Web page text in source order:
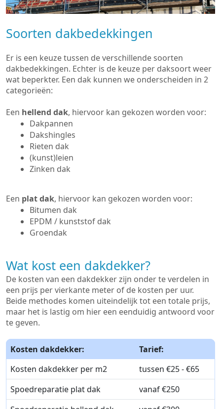
Soorten dakbedekkingen
Er is een keuze tussen de verschillende soorten
dakbedekkingen. Echter is de keuze per daksoort weer
wat beperkter. Een dak kunnen we onderscheiden in 2
categorieën:
Een hellend dak, hiervoor kan gekozen worden voor:
Dakpannen
Dakshingles
Rieten dak
(kunst)leien
Zinken dak
Een plat dak, hiervoor kan gekozen worden voor:
Bitumen dak
EPDM / kunststof dak
Groendak
Wat kost een dakdekker?
De kosten van een dakdekker zijn onder te verdelen in
een prijs per vierkante meter of de kosten per uur.
Beide methodes komen uiteindelijk tot een totale prijs,
maar het is lastig om hier een eenduidig antwoord voor
te geven.
Kosten dakdekker:
Tarief:
Kosten dakdekker per m2
tussen €25 - €65
Spoedreparatie plat dak
vanaf €250